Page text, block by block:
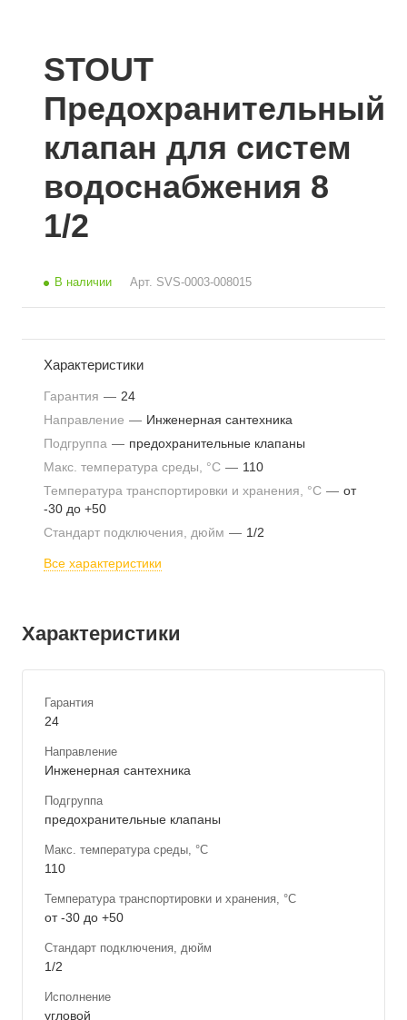
STOUT
Предохранительный
клапан для систем
водоснабжения 8
1/2
В наличии Арт. SVS-0003-008015
Характеристики
Гарантия — 24
Направление — Инженерная сантехника
Подгруппа — предохранительные клапаны
Макс. температура среды, °С — 110
Температура транспортировки и хранения, °С — от
-30 до +50
Стандарт подключения, дюйм — 1/2
Все характеристики
Характеристики
Гарантия
24
Направление
Инженерная сантехника
Подгруппа
предохранительные клапаны
Макс. температура среды, °С
110
Температура транспортировки и хранения, °С
от -30 до +50
Стандарт подключения, дюйм
1/2
Исполнение
угловой